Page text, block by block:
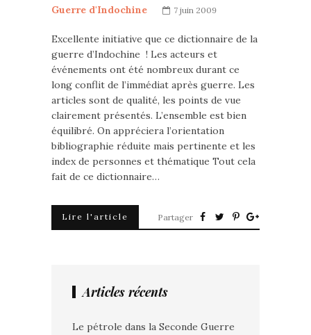
Guerre d'Indochine 7 juin 2009
Excellente initiative que ce dictionnaire de la
guerre d’Indochine ! Les acteurs et
événements ont été nombreux durant ce
long conflit de l’immédiat après guerre. Les
articles sont de qualité, les points de vue
clairement présentés. L’ensemble est bien
équilibré. On appréciera l’orientation
bibliographie réduite mais pertinente et les
index de personnes et thématique Tout cela
fait de ce dictionnaire…
Lire l'article Partager
Articles récents
Le pétrole dans la Seconde Guerre